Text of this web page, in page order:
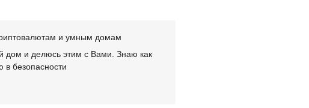
и умным домам
дом и делюсь этим с Вами. Знаю как
в безопасности